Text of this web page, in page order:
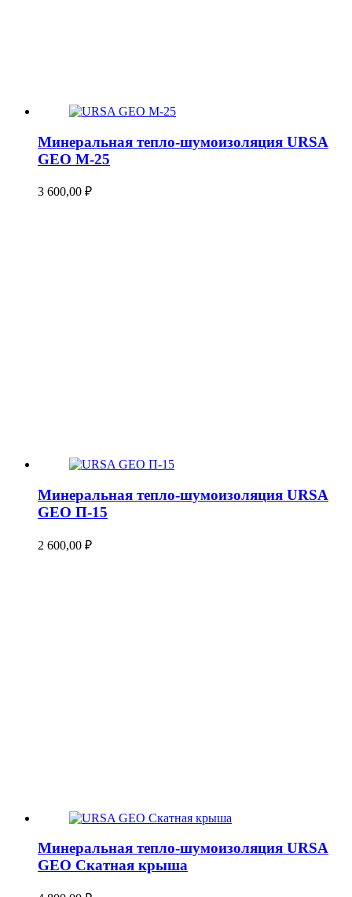
Минеральная тепло-шумоизоляция URSA
GEO М-25
3 600,00 ₽
Минеральная тепло-шумоизоляция URSA
GEO П-15
2 600,00 ₽
Минеральная тепло-шумоизоляция URSA
GEO Скатная крыша